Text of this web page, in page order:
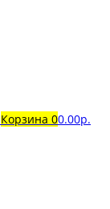
Корзина 00.00р.